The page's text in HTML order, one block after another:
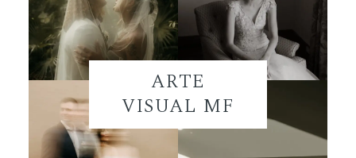
ARTE
VISUAL MF